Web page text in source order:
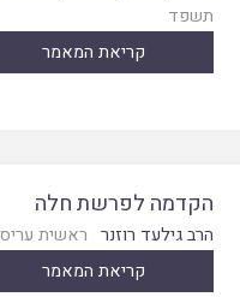
תשפד
קריאת המאמר
הקדמה לפרשת חלה
הרב גילעד רוזנר ראשית
קריאת המאמר